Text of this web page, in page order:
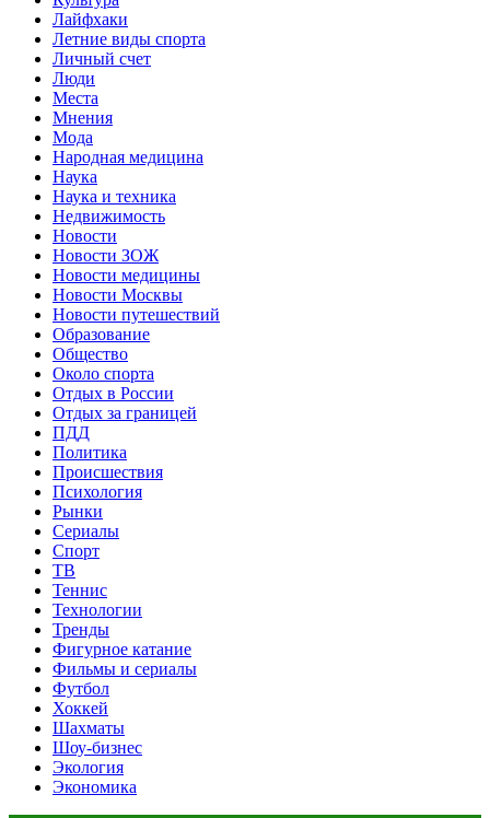
Лайфхаки
Летние виды спорта
Личный счет
Люди
Места
Мнения
Мода
Народная медицина
Наука
Наука и техника
Недвижимость
Новости
Новости ЗОЖ
Новости медицины
Новости Москвы
Новости путешествий
Образование
Общество
Около спорта
Отдых в России
Отдых за границей
ПДД
Политика
Происшествия
Психология
Рынки
Сериалы
Спорт
ТВ
Теннис
Технологии
Тренды
Фигурное катание
Фильмы и сериалы
Футбол
Хоккей
Шахматы
Шоу-бизнес
Экология
Экономика